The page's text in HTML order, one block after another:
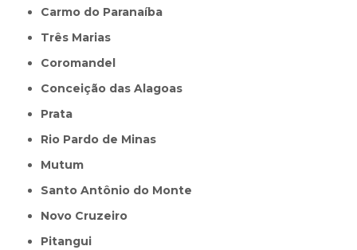
Carmo do Paranaíba
Três Marias
Coromandel
Conceição das Alagoas
Prata
Rio Pardo de Minas
Mutum
Santo Antônio do Monte
Novo Cruzeiro
Pitangui